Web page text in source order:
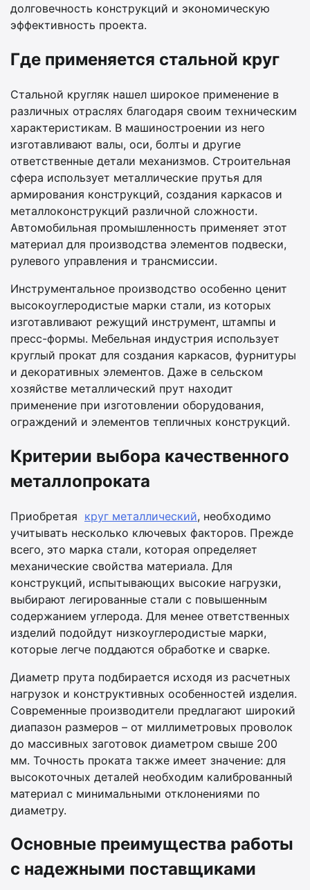
долговечность конструкций и экономическую
эффективность проекта.
Где применяется стальной круг
Стальной кругляк нашел широкое применение в
различных отраслях благодаря своим техническим
характеристикам. В машиностроении из него
изготавливают валы, оси, болты и другие
ответственные детали механизмов. Строительная
сфера использует металлические прутья для
армирования конструкций, создания каркасов и
металлоконструкций различной сложности.
Автомобильная промышленность применяет этот
материал для производства элементов подвески,
рулевого управления и трансмиссии.
Инструментальное производство особенно ценит
высокоуглеродистые марки стали, из которых
изготавливают режущий инструмент, штампы и
пресс-формы. Мебельная индустрия использует
круглый прокат для создания каркасов, фурнитуры
и декоративных элементов. Даже в сельском
хозяйстве металлический прут находит
применение при изготовлении оборудования,
ограждений и элементов тепличных конструкций.
Критерии выбора качественного
металлопроката
Приобретая круг металлический, необходимо
учитывать несколько ключевых факторов. Прежде
всего, это марка стали, которая определяет
механические свойства материала. Для
конструкций, испытывающих высокие нагрузки,
выбирают легированные стали с повышенным
содержанием углерода. Для менее ответственных
изделий подойдут низкоуглеродистые марки,
которые легче поддаются обработке и сварке.
Диаметр прута подбирается исходя из расчетных
нагрузок и конструктивных особенностей изделия.
Современные производители предлагают широкий
диапазон размеров – от миллиметровых проволок
до массивных заготовок диаметром свыше 200
мм. Точность проката также имеет значение: для
высокоточных деталей необходим калиброванный
материал с минимальными отклонениями по
диаметру.
Основные преимущества работы
с надежными поставщиками